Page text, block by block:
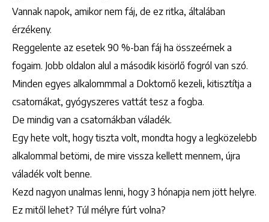
Vannak napok, amikor nem fáj, de ez ritka, általában
érzékeny.
Reggelente az esetek 90 %-ban fáj ha összeérnek a
fogaim. Jobb oldalon alul a második kisörlő fogról van szó.
Minden egyes alkalommmal a Doktornő kezeli, kitisztítja a
csatornákat, gyógyszeres vattát tesz a fogba.
De mindig van a csatornákban váladék.
Egy hete volt, hogy tiszta volt, mondta hogy a legközelebb
alkalommal betömi, de mire vissza kellett mennem, újra
váladék volt benne.
Kezd nagyon unalmas lenni, hogy 3 hónapja nem jött helyre.
Ez mitől lehet? Túl mélyre fúrt volna?